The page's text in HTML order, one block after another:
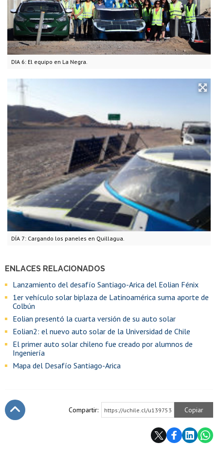
DIA 6: El equipo en La Negra.
DÍA 7: Cargando los paneles en Quillagua.
ENLACES RELACIONADOS
Lanzamiento del desafío Santiago-Arica del Eolian Fénix
1er vehículo solar biplaza de Latinoamérica suma aporte de
Colbún
Eolian presentó la cuarta versión de su auto solar
Eolian2: el nuevo auto solar de la Universidad de Chile
El primer auto solar chileno fue creado por alumnos de
Ingeniería
Mapa del Desafío Santiago-Arica
Compartir: https://uchile.cl/u139753 Copiar